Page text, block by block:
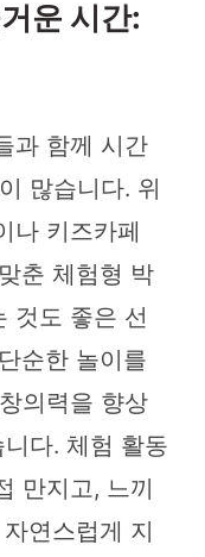
운 시간:
과 함께 시간
많습니다. 위
나 키즈카페
춘 체험형 박
것도 좋은 선
순한 놀이를
의력을 향상
다. 체험 활동
만지고, 느끼
연스럽게 지